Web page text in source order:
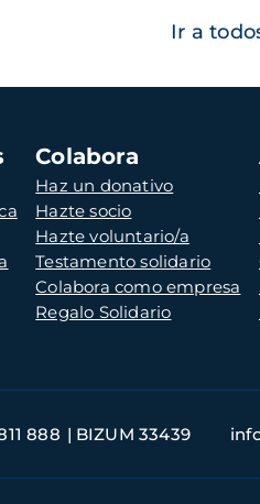
Ir a
Colabora
Haz un donativo
Hazte socio
Hazte voluntario/a
Testamento solidario
Colabora como empresa
Regalo Solidario
888 BIZUM 33439